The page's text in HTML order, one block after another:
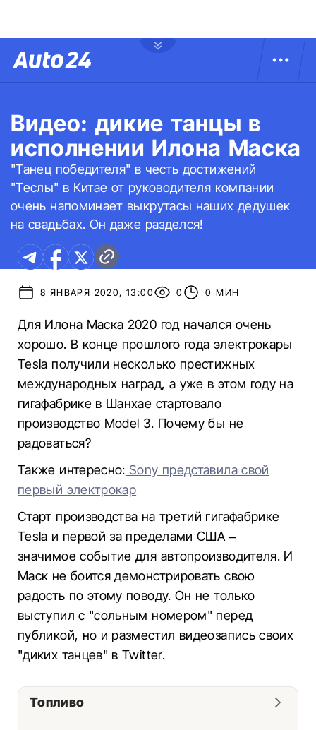
Видео: дикие танцы в
исполнении Илона Маска
"Танец победителя" в честь достижений
"Теслы" в Китае от руководителя компании
очень напоминает выкрутасы наших дедушек
на свадьбах. Он даже разделся!
8 ЯНВАРЯ 2020, 13:00 0 0 МИН
Для Илона Маска 2020 год начался очень
хорошо. В конце прошлого года электрокары
Tesla получили несколько престижных
международных наград, а уже в этом году на
гигафабрике в Шанхае стартовало
производство Model 3. Почему бы не
радоваться?
Также интересно: Sony представила свой
первый электрокар
Старт производства на третий гигафабрике
Tesla и первой за пределами США –
значимое событие для автопроизводителя. И
Маск не боится демонстрировать свою
радость по этому поводу. Он не только
выступил с "сольным номером" перед
публикой, но и разместил видеозапись своих
"диких танцев" в Twitter.
Топливо